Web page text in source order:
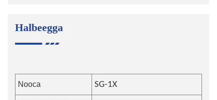
Halbeegga
Nooca SG-1X